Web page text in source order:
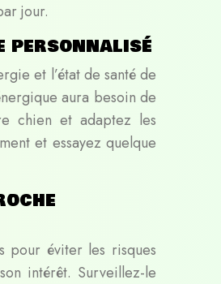
jour.
personnalisé
et l’état de santé de
aura besoin de
chien et adaptez les
et essayez quelque
pour éviter les risques
intérêt. Surveillez-le